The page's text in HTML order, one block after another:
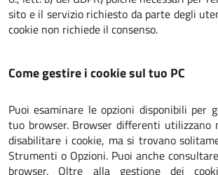
sito e il servizio richiesto da parte degli
cookie non richiede il consenso.
Come gestire i cookie sul tuo PC
Puoi esaminare le opzioni disponibili per
tuo browser. Browser differenti utilizzano
disabilitare i cookie, ma si trovano
Strumenti o Opzioni. Puoi anche
browser. Oltre alla gestione dei